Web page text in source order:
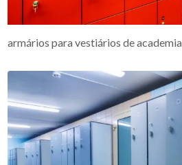
armários para vestiários de academia